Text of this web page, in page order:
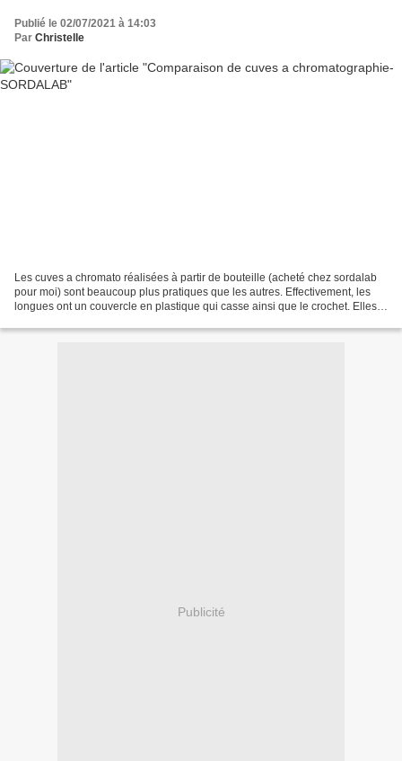
Publié le 02/07/2021 à 14:03
Par Christelle
Les cuves a chromato réalisées à partir de bouteille (acheté chez sordalab
pour moi) sont beaucoup plus pratiques que les autres. Effectivement, les
longues ont un couvercle en plastique qui casse ainsi que le crochet. Elles
Publicité